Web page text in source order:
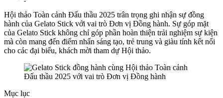
Hội thảo Toàn cảnh Đấu thầu 2025 trân trọng ghi nhận sự đồng
hành của Gelato Stick với vai trò Đơn vị Đồng hành. Sự góp mặt
của Gelato Stick không chỉ góp phần hoàn thiện trải nghiệm sự kiện
mà còn mang đến điểm nhấn sáng tạo, trẻ trung và giàu tính kết nối
cho các đại biểu, khách mời tham dự Hội thảo.
Mục lục